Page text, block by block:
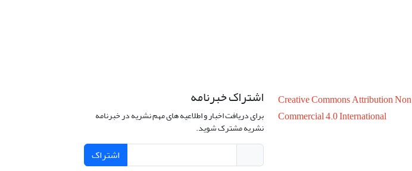
Creative Commons Attribution Non
Commercial 4.0 International
اشتراک خبرنامه
برای دریافت اخبار و اطلاعیه های مهم نشریه در خبرنامه
نشریه مشترک شوید.
اشتراک